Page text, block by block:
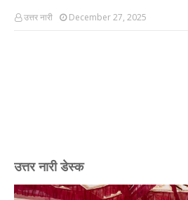
उत्तर नारी December 27, 2025
उत्तर नारी डेस्क